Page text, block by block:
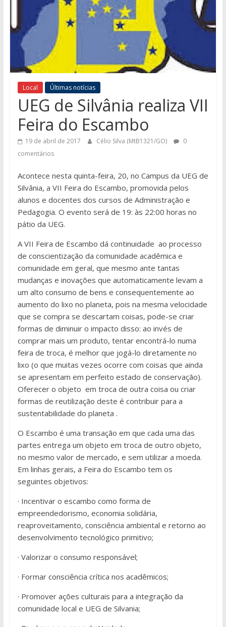
Local Últimas notícias
UEG de Silvânia realiza VII
Feira do Escambo
19 de abril de 2017 Célio Silva (MtB1321/GO)
0
comentários
Acontece nesta quinta-feira, 20, no Campus da UEG de
Silvânia, a VII Feira do Escambo, promovida pelos
alunos e docentes dos cursos de Administração e
Pedagogia. O evento será de 19: às 22:00 horas no
pátio da UEG.
A VII Feira de Escambo dá continuidade ao processo
de conscientização da comunidade acadêmica e
comunidade em geral, que mesmo ante tantas
mudanças e inovações que automaticamente levam a
um alto consumo de bens e consequentemente ao
aumento do lixo no planeta, pois na mesma velocidade
que se compra se descartam coisas, pode-se criar
formas de diminuir o impacto disso: ao invés de
comprar mais um produto, tentar encontrá-lo numa
feira de troca, é melhor que jogá-lo diretamente no
lixo (o que muitas vezes ocorre com coisas que ainda
se apresentam em perfeito estado de conservação).
Oferecer o objeto em troca de outra coisa ou criar
formas de reutilização deste é contribuir para a
sustentabilidade do planeta .
O Escambo é uma transação em que cada uma das
partes entrega um objeto em troca de outro objeto,
no mesmo valor de mercado, e sem utilizar a moeda.
Em linhas gerais, a Feira do Escambo tem os
seguintes objetivos:
· Incentivar o escambo como forma de
empreendedorismo, economia solidária,
reaproveitamento, consciência ambiental e retorno ao
desenvolvimento tecnológico primitivo;
· Valorizar o consumo responsável;
· Formar consciência crítica nos acadêmicos;
· Promover ações culturais para a integração da
comunidade local e UEG de Silvania;